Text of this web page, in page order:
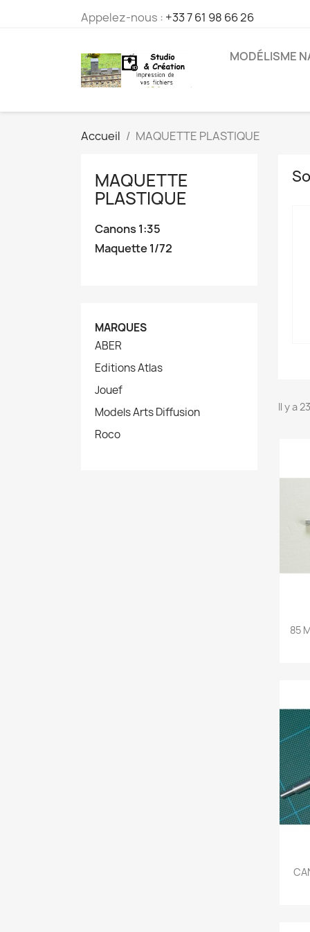
Appelez-nous : +33 7 61 98 66 26
MODÉLISME
Accueil MAQUETTE PLASTIQUE
MAQUETTE
PLASTIQUE
Canons 1:35
Maquette 1/72
MARQUES
ABER
Editions Atlas
Jouef
Models Arts Diffusion
Roco
Il y a
85